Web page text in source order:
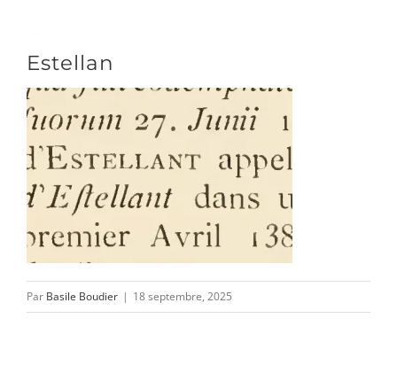
contenu
DÉCOUVRIR
VENIR
Estellan
Par Basile Boudier | 18 septembre, 2025